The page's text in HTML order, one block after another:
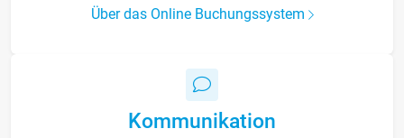
Über das Online Buchungssystem
Kommunikation